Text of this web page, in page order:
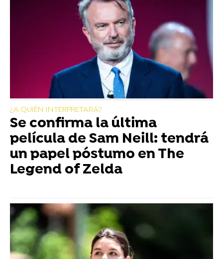
¿A QUIÉN INTERPRETARÁ?
Se confirma la última
película de Sam Neill: tendrá
un papel póstumo en The
Legend of Zelda